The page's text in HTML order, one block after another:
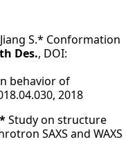
Jiang S.* Conformation
Des., DOI:
behavior of
2018
*Study on structure
SAXS and WAXS